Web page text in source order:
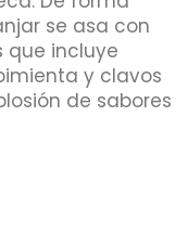
se asa con
que incluye
y clavos
de sabores